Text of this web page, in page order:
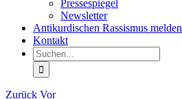
Pressespiegel
Newsletter
Antikurdischen Rassismus melden
Kontakt
Suche
nach:
Zurück Vor